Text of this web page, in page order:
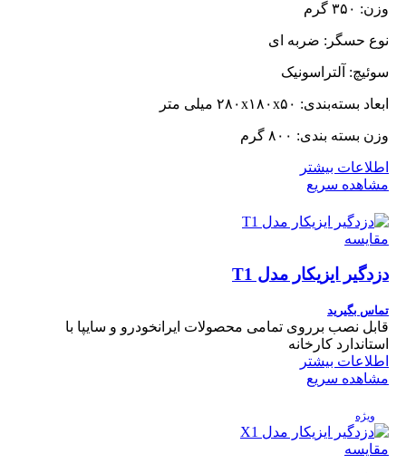
وزن: ۳۵۰ گرم
نوع حسگر: ضربه ای
سوئیچ: آلتراسونیک
ابعاد بسته‌بندی: ۲۸۰x۱۸۰x۵۰ میلی متر
وزن بسته بندی: ۸۰۰ گرم
اطلاعات بیشتر
مشاهده سریع
مقایسه
دزدگیر ایزیکار مدل T1
تماس بگیرید
قابل نصب برروی تمامی محصولات ایرانخودرو و سایپا با
استاندارد کارخانه
اطلاعات بیشتر
مشاهده سریع
ویژه
مقایسه